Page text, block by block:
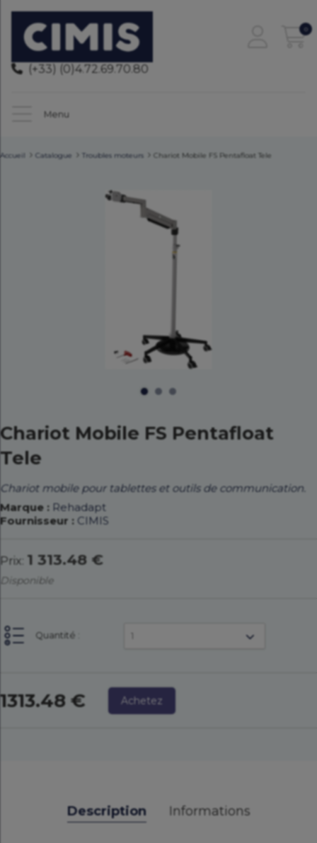
(+33) (0)4.72.69.70.80
Menu
Accueil Catalogue Troubles moteurs Chariot Mobile FS Pentafloat Tele
Chariot Mobile FS Pentafloat
Tele
Chariot mobile pour tablettes et outils de communication.
Marque : Rehadapt
Fournisseur : CIMIS
Prix: 1 313.48 €
Disponible
Quantité :
1313.48 € Achetez
Description Informations